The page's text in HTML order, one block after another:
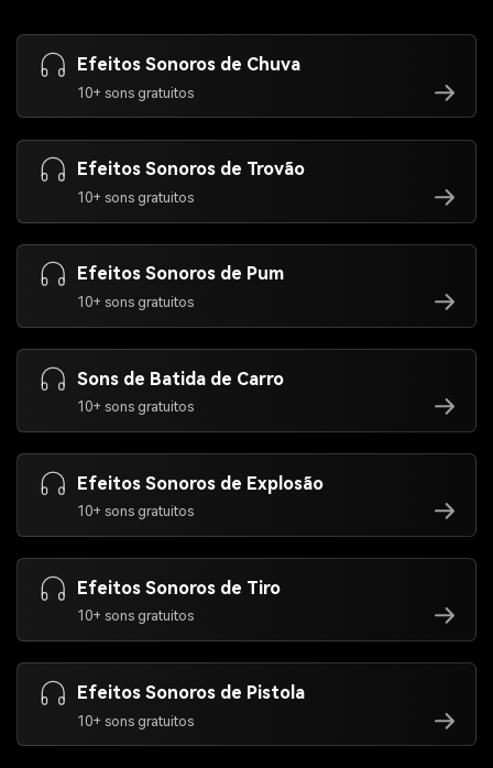
Efeitos Sonoros de Chuva
10+ sons gratuitos
Efeitos Sonoros de Trovão
10+ sons gratuitos
Efeitos Sonoros de Pum
10+ sons gratuitos
Sons de Batida de Carro
10+ sons gratuitos
Efeitos Sonoros de Explosão
10+ sons gratuitos
Efeitos Sonoros de Tiro
10+ sons gratuitos
Efeitos Sonoros de Pistola
10+ sons gratuitos